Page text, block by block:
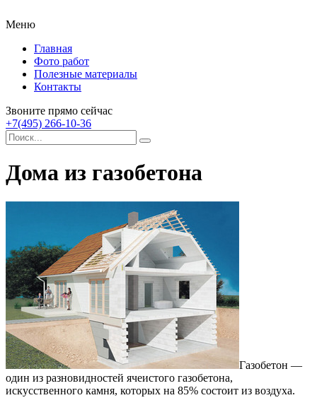
Меню
Главная
Фото работ
Полезные материалы
Контакты
Звоните прямо сейчас
+7(495) 266-10-36
Дома из газобетона
Газобетон —
один из разновидностей ячеистого газобетона,
искусственного камня, которых на 85% состоит из воздуха.